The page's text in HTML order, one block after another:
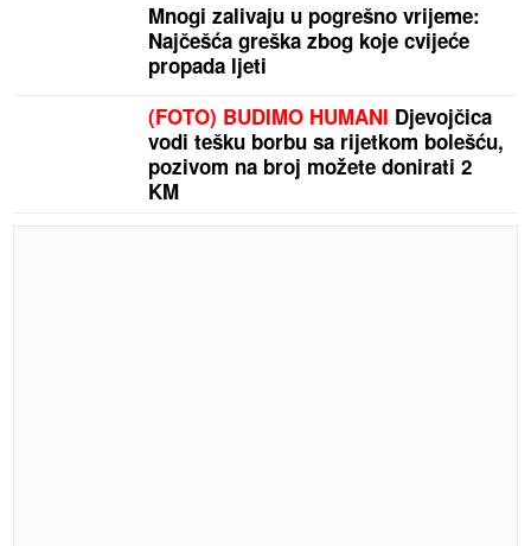
Mnogi zalivaju u pogrešno vrijeme:
Najčešća greška zbog koje cvijeće
propada ljeti
(FOTO) BUDIMO HUMANI Djevojčica
vodi tešku borbu sa rijetkom bolešću,
pozivom na broj možete donirati 2
KM